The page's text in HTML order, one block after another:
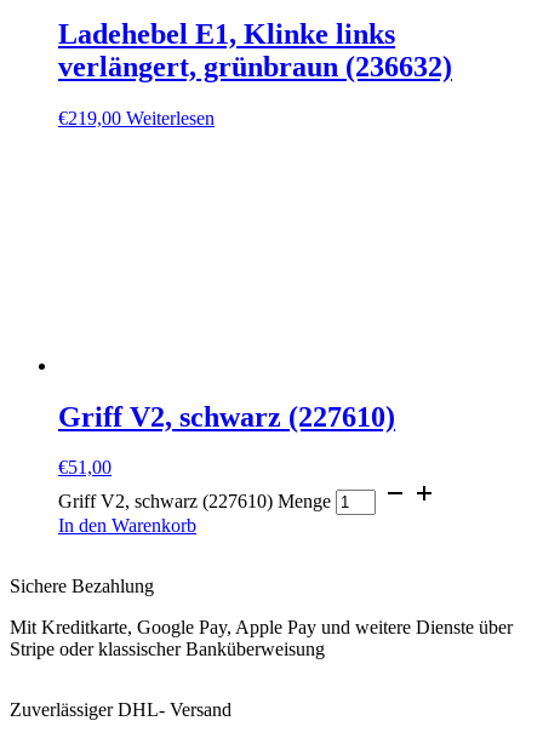
Ladehebel E1, Klinke links
verlängert, grünbraun (236632)
€219,00 Weiterlesen
Griff V2, schwarz (227610)
€51,00
Griff V2, schwarz (227610) Menge
In den Warenkorb
Sichere Bezahlung
Mit Kreditkarte, Google Pay, Apple Pay und weitere Dienste über
Stripe oder klassischer Banküberweisung
Zuverlässiger DHL- Versand